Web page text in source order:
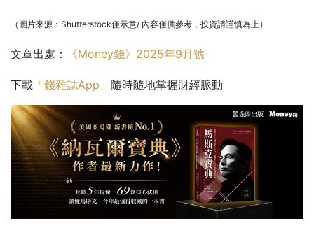
（圖片來源：Shutterstock僅示意/ 內容僅供參考，投資請謹慎為上）
文章出處： 《Money錢》2025年9月號
下載 「錢雜誌App」 隨時隨地掌握財經脈動